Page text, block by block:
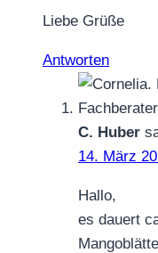
Liebe Grüße
Antworten
C. Huber
14. März
Hallo,
es dauert